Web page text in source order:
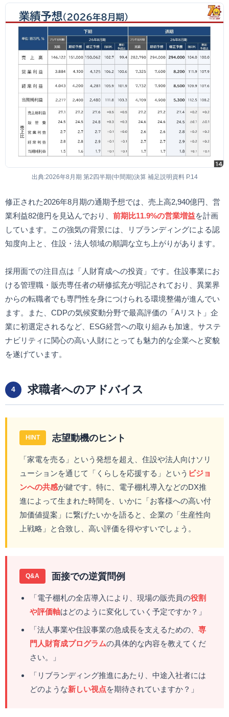
出典:2026年8月期 第2四半期(中間期)決算 補足説明資料 P.14
修正された2026年8月期の通期予想では、売上高2,940億円、営
業利益82億円を見込んでおり、 前期比11.9%の営業増益を計画
しています。この強気の背景には、リブランディングによる認
知度向上と、住設・法人領域の順調な立ち上がりがあります。
採用面での注目点は「人財育成への投資」です。住設事業にお
ける管理職・販売専任者の研修拡充が明記されており、異業界
からの転職者でも専門性を身につけられる環境整備が進んでい
ます。また、CDPの気候変動分野で最高評価の「Aリスト」企
業に初選定されるなど、ESG経営への取り組みも加速。サステ
ナビリティに関心の高い人財にとっても魅力的な企業へと変貌
を遂げています。
4 求職者へのアドバイス
HINT 志望動機のヒント
「家電を売る」という発想を超え、住設や法人向けソリ
ューションを通じて「くらしを応援する」という ビジョ
ンへの共感が鍵です。特に、電子棚札導入などのDX推
進によって生まれた時間を、いかに「お客様への高い付
加価値提案」に繋げたいかを語ると、企業の「生産性向
上戦略」と合致し、高い評価を得やすいでしょう。
Q&A 面接での逆質問例
「電子棚札の全店導入により、現場の販売員の役割
や評価軸はどのように変化していく予定ですか？」
「法人事業や住設事業の急成長を支えるための、 専
門人財育成プログラムの具体的な内容を教えてくだ
さい。」
「リブランディング推進にあたり、中途入社者には
どのような新しい視点を期待されていますか？」